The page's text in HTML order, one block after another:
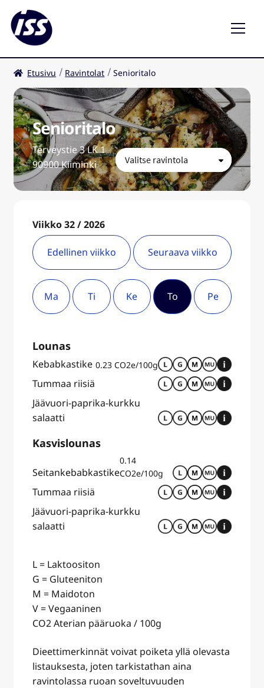
Ravintolat
Kahvilat
FI
Etusivu Ravintolat Senioritalo
Senioritalo
Terveystie 3 LK 1
90900 Kiiminki
Viikko 32 / 2026
Edellinen viikko
Ma Ti Ke To Pe
Seuraava viikko
Lounas
Kebabkastike 0.23 CO2e/100g
Tummaa riisiä
Jäävuori-paprika-kurkku
salaatti
Kasvislounas
Seitankebabkastike
0.14
CO2e/100g
Tummaa riisiä
Jäävuori-paprika-kurkku
salaatti
L = Laktoositon
G = Gluteeniton
M = Maidoton
V = Vegaaninen
CO2 Aterian pääruoka / 100g
Dieettimerkinnät voivat poiketa yllä olevasta
listauksesta, joten tarkistathan aina
ravintolassa ruoan soveltuvuuden